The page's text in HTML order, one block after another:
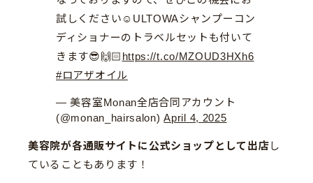
試しください☺︎ULTOWAシャンプーコン
ディショナーのトラベルセットも付いて
きます😎🙌🏻 https://t.co/MZOUD3HXh6
#ロアザオイル
— 美容室Monan全店合同アカウント
(@monan_hairsalon)April 4, 2025
美容院が各通販サイトに公式ショップとして出店し
ていることもあります！